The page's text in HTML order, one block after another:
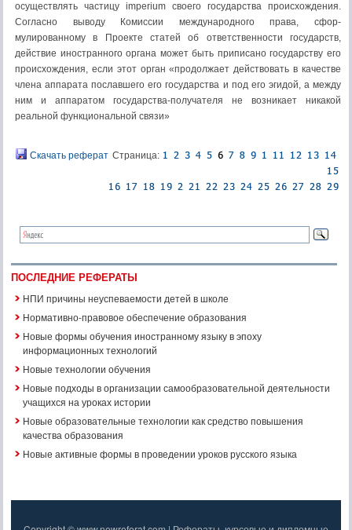
осуществлять частицу imperium своего государства происхождения.
Согласно выводу Комиссии международного права, сфор­
мулированному в Проекте статей об ответственности государств,
действие иностранного органа может быть приписано государству его
происхождения, если этот орган «продолжает действовать в качестве
члена аппарата пославшего его государства и под его эгидой, а между
ним и аппаратом государства-получателя не возникает никакой
реальной функциональной связи»
Скачать реферат Страница:
ПОСЛЕДНИЕ РЕФЕРАТЫ
НПИ причины неуспеваемости детей в школе
Нормативно-правовое обеспечение образования
Новые формы обучения иностранному языку в эпоху
информационных технологий
Новые технологии обучения
Новые подходы в организации самообразовательной деятельности
учащихся на уроках истории
Новые образовательные технологии как средство повышения
качества образования
Новые активные формы в проведении уроков русского языка